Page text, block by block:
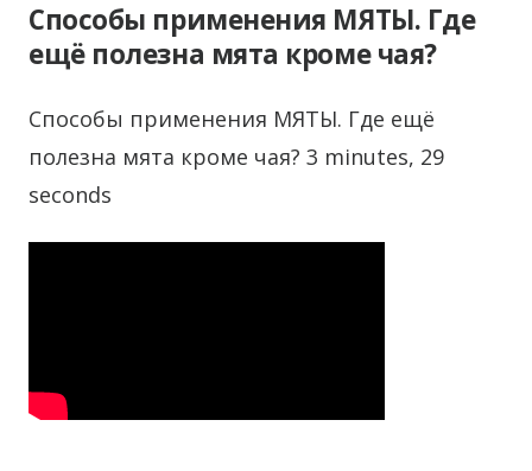
Способы применения МЯТЫ. Где
ещё полезна мята кроме чая?
Способы применения МЯТЫ. Где ещё
полезна мята кроме чая? 3 minutes, 29
seconds